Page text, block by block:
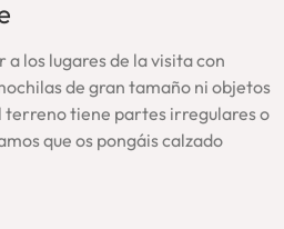
‘correo no deseado’ o
una experiencia amena,
tu
a los lugares de la visita con
de gran tamaño ni objetos
terreno tiene partes irregulares o
que os pongáis calzado